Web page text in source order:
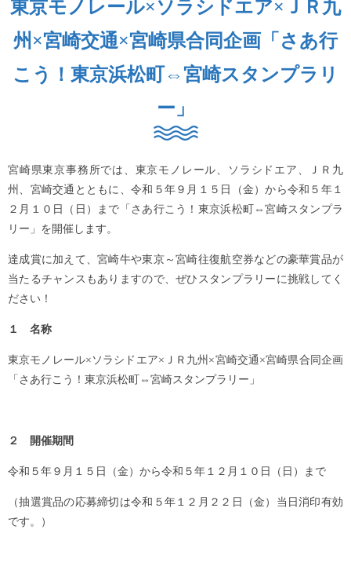
東京モノレール×ソラシドエア×ＪＲ九
州×宮崎交通×宮崎県合同企画「さあ行
こう！東京浜松町⇔宮崎スタンプラリ
ー」
宮崎県東京事務所では、東京モノレール、ソラシドエア、ＪＲ九
州、宮崎交通とともに、令和５年９月１５日（金）から令和５年１
２月１０日（日）まで「さあ行こう！東京浜松町⇔宮崎スタンプラ
リー」を開催します。
達成賞に加えて、宮崎牛や東京～宮崎往復航空券などの豪華賞品が
当たるチャンスもありますので、ぜひスタンプラリーに挑戦してく
ださい！
１ 名称
東京モノレール×ソラシドエア×ＪＲ九州×宮崎交通×宮崎県合同企画
「さあ行こう！東京浜松町⇔宮崎スタンプラリー」
２ 開催期間
令和５年９月１５日（金）から令和５年１２月１０日（日）まで
（抽選賞品の応募締切は令和５年１２月２２日（金）当日消印有効
です。）